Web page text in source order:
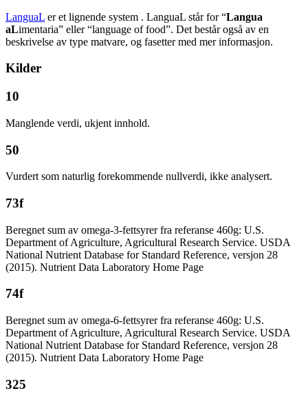
LanguaL er et lignende system . LanguaL står for “Langua
aLimentaria” eller “language of food”. Det består også av en
beskrivelse av type matvare, og fasetter med mer informasjon.
Kilder
10
Manglende verdi, ukjent innhold.
50
Vurdert som naturlig forekommende nullverdi, ikke analysert.
73f
Beregnet sum av omega-3-fettsyrer fra referanse 460g: U.S.
Department of Agriculture, Agricultural Research Service. USDA
National Nutrient Database for Standard Reference, versjon 28
(2015). Nutrient Data Laboratory Home Page
74f
Beregnet sum av omega-6-fettsyrer fra referanse 460g: U.S.
Department of Agriculture, Agricultural Research Service. USDA
National Nutrient Database for Standard Reference, versjon 28
(2015). Nutrient Data Laboratory Home Page
325